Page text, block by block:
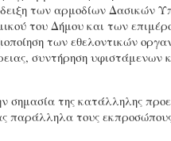
των αρμοδίων Δασικών
του Δήμου και των
των εθελοντικών
συντήρηση υφιστάμενων
σημασία της κατάλληλης
παράλληλα τους